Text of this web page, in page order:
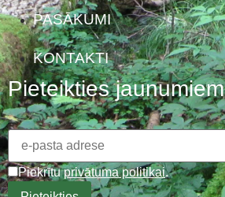
PASĀKUMI
KONTAKTI
Pieteikties jaunumiem
Piekrītuprivātuma politikai.